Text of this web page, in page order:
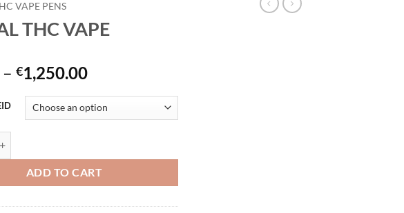
VAPE PENS
THC VAPE
– €1,250.00Price
€25.00
through
ADD TO CART